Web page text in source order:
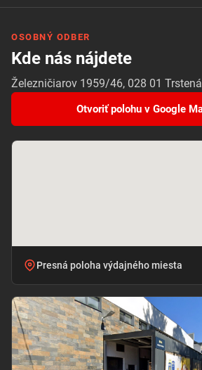
OSOBNÝ ODBER
Kde nás nájdete
Železničiarov 1959/46, 028 01 Trstená
Otvoriť polohu v Google
Presná poloha výdajného miesta